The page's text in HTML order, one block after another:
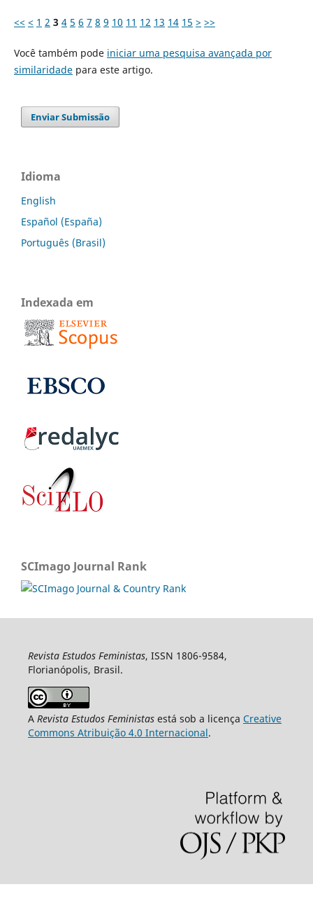
<< < 1 2 3 4 5 6 7 8 9 10 11 12 13 14 15 > >>
Você também pode iniciar uma pesquisa avançada por
similaridadepara este artigo.
Enviar Submissão
Idioma
English
Español (España)
Português (Brasil)
Indexada em
SCImago Journal Rank
Revista Estudos Feministas, ISSN 1806-9584,
Florianópolis, Brasil.
A Revista Estudos Feministasestá sob a licença Creative
Commons Atribuição 4.0 Internacional.